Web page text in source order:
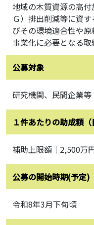
地域の木質資源の高
Ｇ）排出削減等に資
びその環境適合性や
事業化に必要となる取
公募対象
研究機関、民間企業等
１件あたりの助成額（
補助上限額｜2,500万
公募の開始時期(予定)
令和8年3月下旬頃